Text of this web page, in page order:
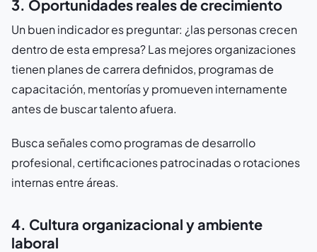
3. Oportunidades reales de crecimiento
Un buen indicador es preguntar: ¿las personas crecen
dentro de esta empresa? Las mejores organizaciones
tienen planes de carrera definidos, programas de
capacitación, mentorías y promueven internamente
antes de buscar talento afuera.
Busca señales como programas de desarrollo
profesional, certificaciones patrocinadas o rotaciones
internas entre áreas.
4. Cultura organizacional y ambiente
laboral